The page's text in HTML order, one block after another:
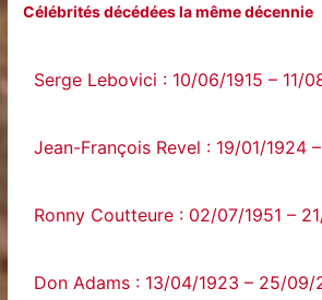
Célébrités décédées la même décennie
Serge Lebovici : 10/06/1915 – 11/
Jean-François Revel : 19/01/1924
Ronny Coutteure : 02/07/1951 –
Don Adams : 13/04/1923 – 25/09/